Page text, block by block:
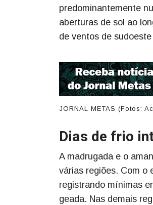
predominantemente
aberturas de sol ao
de ventos de
JORNAL METAS (Fotos:
Dias de frio
A madrugada e o
várias regiões. Com o
registrando mínimas
geada. Nas demais